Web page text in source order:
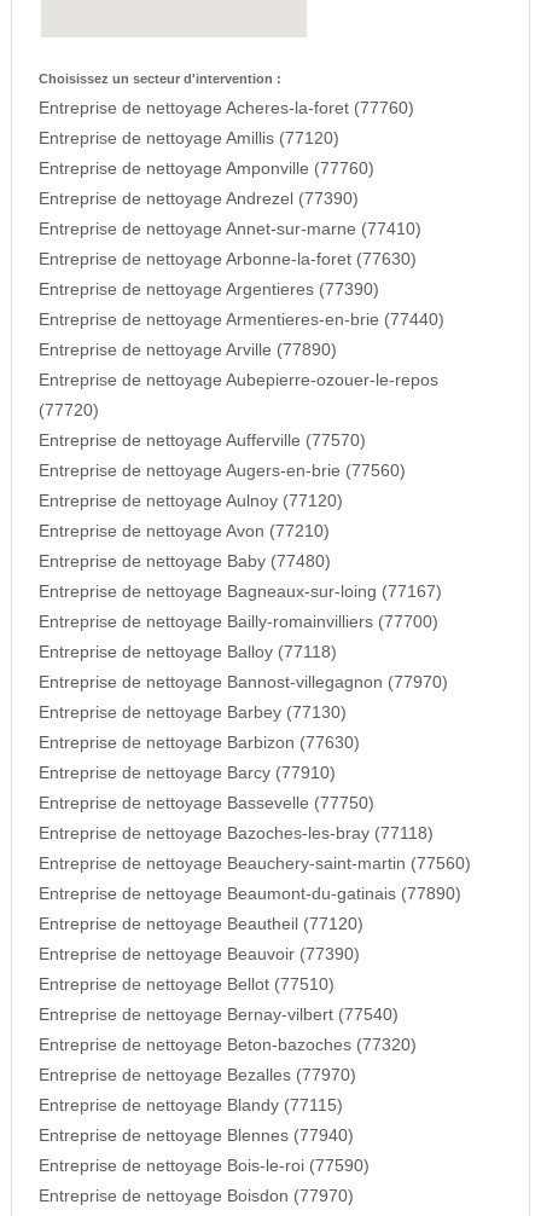
Choisissez un secteur d'intervention :
Entreprise de nettoyage Acheres-la-foret (77760)
Entreprise de nettoyage Amillis (77120)
Entreprise de nettoyage Amponville (77760)
Entreprise de nettoyage Andrezel (77390)
Entreprise de nettoyage Annet-sur-marne (77410)
Entreprise de nettoyage Arbonne-la-foret (77630)
Entreprise de nettoyage Argentieres (77390)
Entreprise de nettoyage Armentieres-en-brie (77440)
Entreprise de nettoyage Arville (77890)
Entreprise de nettoyage Aubepierre-ozouer-le-repos
(77720)
Entreprise de nettoyage Aufferville (77570)
Entreprise de nettoyage Augers-en-brie (77560)
Entreprise de nettoyage Aulnoy (77120)
Entreprise de nettoyage Avon (77210)
Entreprise de nettoyage Baby (77480)
Entreprise de nettoyage Bagneaux-sur-loing (77167)
Entreprise de nettoyage Bailly-romainvilliers (77700)
Entreprise de nettoyage Balloy (77118)
Entreprise de nettoyage Bannost-villegagnon (77970)
Entreprise de nettoyage Barbey (77130)
Entreprise de nettoyage Barbizon (77630)
Entreprise de nettoyage Barcy (77910)
Entreprise de nettoyage Bassevelle (77750)
Entreprise de nettoyage Bazoches-les-bray (77118)
Entreprise de nettoyage Beauchery-saint-martin (77560)
Entreprise de nettoyage Beaumont-du-gatinais (77890)
Entreprise de nettoyage Beautheil (77120)
Entreprise de nettoyage Beauvoir (77390)
Entreprise de nettoyage Bellot (77510)
Entreprise de nettoyage Bernay-vilbert (77540)
Entreprise de nettoyage Beton-bazoches (77320)
Entreprise de nettoyage Bezalles (77970)
Entreprise de nettoyage Blandy (77115)
Entreprise de nettoyage Blennes (77940)
Entreprise de nettoyage Bois-le-roi (77590)
Entreprise de nettoyage Boisdon (77970)